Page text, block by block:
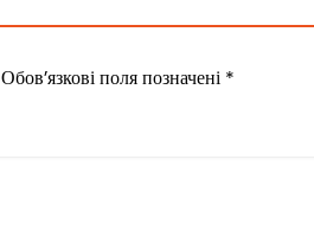
Обов’язкові поля позначені *